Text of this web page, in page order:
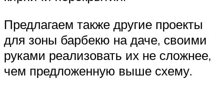
Предлагаем также другие проекты
для зоны барбекю на даче, своими
руками реализовать их не сложнее,
чем предложенную выше схему.